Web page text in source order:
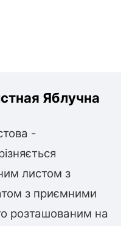
(агротканини)
Яблучна
-
листом з
з приємними
розташованим на